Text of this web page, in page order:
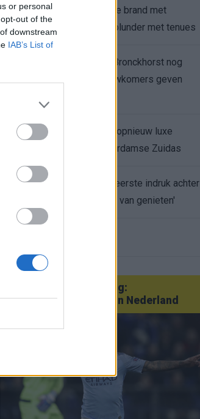
or personal
out of the
downstream
IAB’s List of
17.
Ajax helpt Burnley uit de brand met
afgeknipte sokken na blunder met tenues
Feyenoord onder Van Bronckhorst nog
altijd ongeslagen: nieuwkomers geven
Hakim Ziyech verhuurt opnieuw luxe
appartement op Amsterdamse Zuidas
Marcos Leonardo laat eerste indruk achter
bij Ajax: 'Hier gaan fans van genieten'
Van Götze tot Sterling:
statementtransfers in Nederland